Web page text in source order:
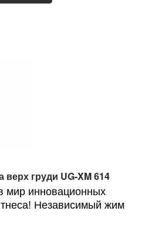
груди UG-XM 614
мир инновационных
Независимый жим